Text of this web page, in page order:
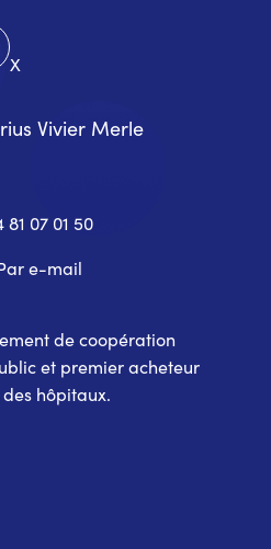
X
Vivier Merle
81 07 01 50
e-mail
de coopération
et premier acheteur
hôpitaux.